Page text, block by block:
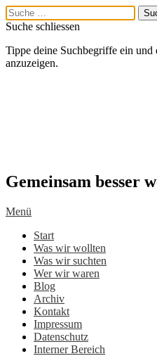
Suche schliessen
Tippe deine Suchbegriffe ein und
anzuzeigen.
Gemeinsam besser
Menü
Start
Was wir wollten
Was wir suchten
Wer wir waren
Blog
Archiv
Kontakt
Impressum
Datenschutz
Interner Bereich